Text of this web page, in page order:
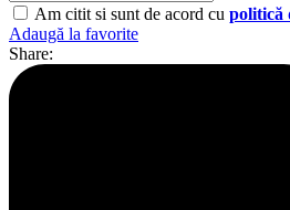
Am citit si sunt de acord cu politică
Adaugă la favorite
Share: